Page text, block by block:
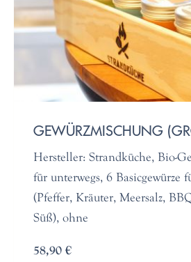
GEWÜRZMISCHUNG
Hersteller: Strandküche, Bio-
für unterwegs, 6 Basicgewürze
(Pfeffer, Kräuter, Meersalz,
Süß), ohne
58,90 €